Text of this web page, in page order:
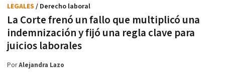
La Corte frenó un fallo que multiplicó una
indemnización y fijó una regla clave para
juicios laborales
LEGALES / Derecho laboral
PorAlejandra Lazo